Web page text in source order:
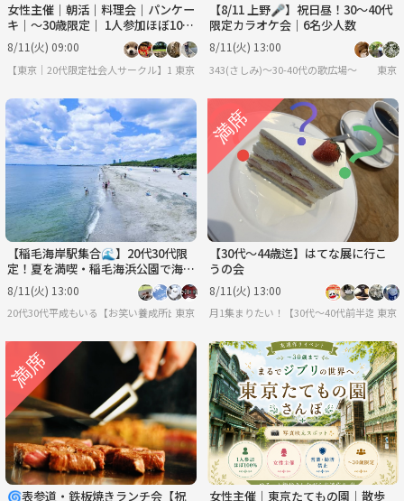
女性主催｜朝活｜料理会｜パンケー
キ｜〜30歳限定｜ 1人参加ほぼ10
0% ｜友達作り
8/11(火) 09:00
【東京｜20代限定社会人サークル】1人参加ほぼ100％｜少人数ゆる交流会
東京
【8/11 上野🎤】祝日昼！30〜40代
限定カラオケ会｜6名少人数
8/11(火) 13:00
343(さしみ)〜30-40代の歌広場〜 東京
【稲毛海岸駅集合🌊】20代30代限
定！夏を満喫・稲毛海浜公園で海水
浴ピクニック✨
8/11(火) 13:00
20代30代平成もいる【お笑い養成所出身】参加しやすさ重視&しゃべりたい😊⭐️行き
東京
【30代〜44歳迄】はてな展に行こ
うの会
8/11(火) 13:00
月1集まりたい！【30代〜40代前半迄】東京
🌀表参道・鉄板焼きランチ会【祝 女性主催｜東京たてもの園｜散歩